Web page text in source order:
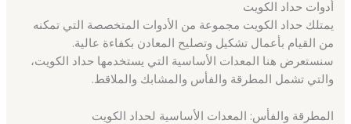
أدوات حداد الكويت
يمتلك حداد الكويت مجموعة من الأدوات المتخصصة التي تمكنه
من القيام بأعمال تشكيل وتصليح المعادن بكفاءة عالية.
سنستعرض هنا المعدات الأساسية التي يستخدمها حداد الكويت،
والتي تشمل المطرقة والفأس والمشابك والملاقط.
المطرقة والفأس: المعدات الأساسية لحداد الكويت